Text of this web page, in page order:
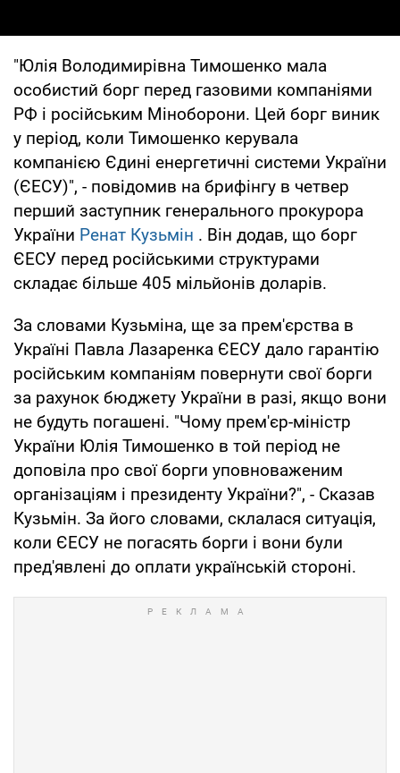
"Юлія Володимирівна Тимошенко мала
особистий борг перед газовими компаніями
РФ і російським Міноборони. Цей борг виник
у період, коли Тимошенко керувала
компанією Єдині енергетичні системи України
(ЄЕСУ)", - повідомив на брифінгу в четвер
перший заступник генерального прокурора
України Ренат Кузьмін . Він додав, що борг
ЄЕСУ перед російськими структурами
складає більше 405 мільйонів доларів.
За словами Кузьміна, ще за прем'єрства в
Україні Павла Лазаренка ЄЕСУ дало гарантію
російським компаніям повернути свої борги
за рахунок бюджету України в разі, якщо вони
не будуть погашені. "Чому прем'єр-міністр
України Юлія Тимошенко в той період не
доповіла про свої борги уповноваженим
організаціям і президенту України?", - Сказав
Кузьмін. За його словами, склалася ситуація,
коли ЄЕСУ не погасять борги і вони були
пред'явлені до оплати українській стороні.